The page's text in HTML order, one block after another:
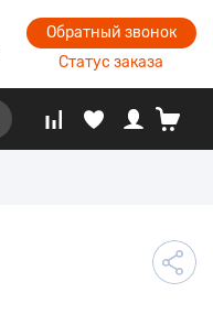
Обратный звонок
Статус заказа